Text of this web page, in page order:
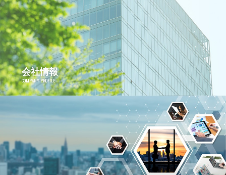
会社情報
COMPANY PROFILE